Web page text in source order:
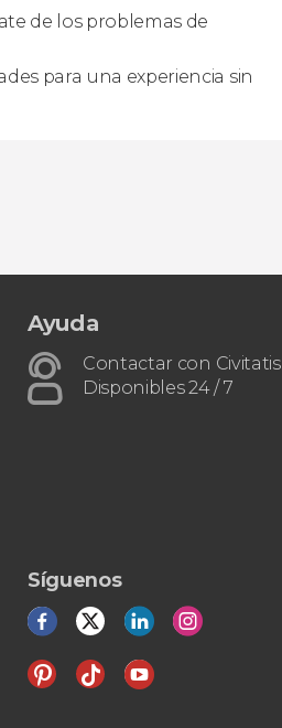
de los problemas de
para una experiencia sin
Ayuda
Contactar con Civitatis
Disponibles 24 / 7
Síguenos